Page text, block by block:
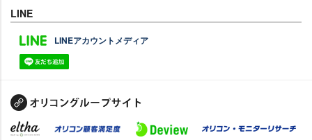
LINE
LINEアカウントメディア